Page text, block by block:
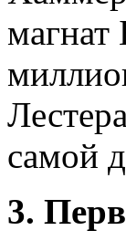
магнат
самой
3.